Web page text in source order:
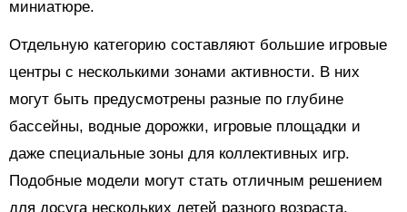
миниатюре.
Отдельную категорию составляют большие игровые
центры с несколькими зонами активности. В них
могут быть предусмотрены разные по глубине
бассейны, водные дорожки, игровые площадки и
даже специальные зоны для коллективных игр.
Подобные модели могут стать отличным решением
для досуга нескольких детей разного возраста.